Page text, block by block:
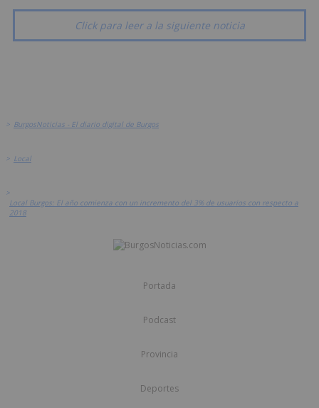
Click para leer a la siguiente noticia
> BurgosNoticias - El diario digital de Burgos
> Local
>
Local Burgos: El año comienza con un incremento del 3% de usuarios con respecto a
2018
Portada
Podcast
Provincia
Deportes